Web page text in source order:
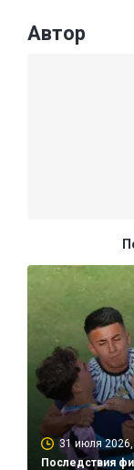
Автор
31 июля 2026,
Последствия